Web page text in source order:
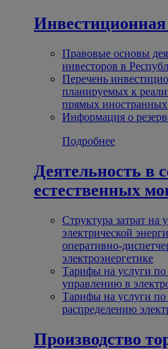
Инвестиционная
Правовые основы
инвесторов в
Перечень
планируемых к
прямых
Информация о
Подробнее
Деятельность в
естественных
Структура затрат на
электрической
оперативно-
электроэнергетике
Тарифы на услуги по
управлению в
Тарифы на услуги по
распределению
Производство